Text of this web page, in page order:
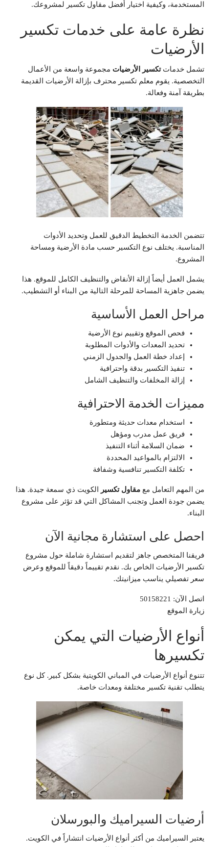
المستخدمة، وكيفية اختيار أفضل مقاول تكسير لمشروعك.
نظرة عامة على خدمات تكسير
الأرضيات
تشمل خدماتتكسير الأرضيات مجموعة واسعة من الأعمال
التخصصية. يقوم معلم تكسير محترف بإزالة الأرضيات القديمة
بطريقة آمنة وفعالة.
تتضمن الخدمة التخطيط الدقيق للعمل وتحديد الأدوات
المناسبة. يختلف نوع التكسير حسب مادة الأرضية ومساحة
المشروع.
يشمل العمل أيضاً إزالة الأنقاض والتنظيف الكامل للموقع. هذا
يضمن جاهزية المساحة للمرحلة التالية من البناء أو التشطيب.
مراحل العمل الأساسية
فحص الموقع وتقييم نوع الأرضية
تحديد المعدات والأدوات المطلوبة
إعداد خطة العمل والجدول الزمني
تنفيذ التكسير بدقة واحترافية
إزالة المخلفات والتنظيف الشامل
مميزات الخدمة الاحترافية
استخدام معدات حديثة ومتطورة
فريق عمل مدرب ومؤهل
ضمان السلامة أثناء التنفيذ
الالتزام بالمواعيد المحددة
تكلفة التكسير تنافسية وشفافة
من المهم التعامل مع مقاول تكسير
الكويت ذي سمعة جيدة. هذا
يضمن جودة العمل وتجنب المشاكل التي قد تؤثر على مشروع
البناء.
احصل على استشارة مجانية الآن
فريقنا المتخصص جاهز لتقديم استشارة شاملة حول مشروع
تكسير الأرضيات الخاص بك. نقدم تقييماً دقيقاً للموقع وعرض
سعر تفصيلي يناسب ميزانيتك.
اتصل الآن: 50158221
زيارة الموقع
أنواع الأرضيات التي يمكن
تكسيرها
تتنوع أنواع الأرضيات في المباني الكويتية بشكل كبير. كل نوع
يتطلب تقنية تكسير مختلفة ومعدات خاصة.
أرضيات السيراميك والبورسلان
يعتبر السيراميك من أكثر أنواع الأرضيات انتشاراً في الكويت.